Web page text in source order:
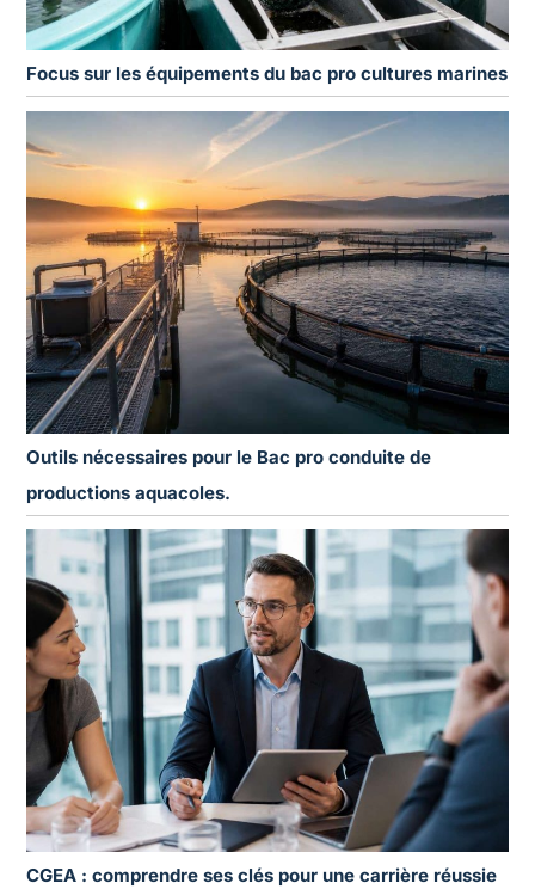
Focus sur les équipements du bac pro cultures marines
Outils nécessaires pour le Bac pro conduite de
productions aquacoles.
CGEA : comprendre ses clés pour une carrière réussie